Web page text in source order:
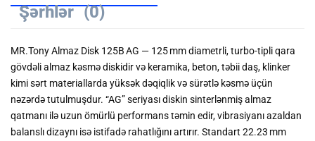
Şərhlər (0)
MR.Tony Almaz Disk 125B AG — 125 mm diametrli, turbo‑tipli qara
gövdəli almaz kəsmə diskidir və keramika, beton, təbii daş, klinker
kimi sərt materiallarda yüksək dəqiqlik və sürətlə kəsmə üçün
nəzərdə tutulmuşdur. “AG” seriyası diskin sinterlənmiş almaz
qatmanı ilə uzun ömürlü performans təmin edir, vibrasiyanı azaldan
balanslı dizaynı isə istifadə rahatlığını artırır. Standart 22.23 mm